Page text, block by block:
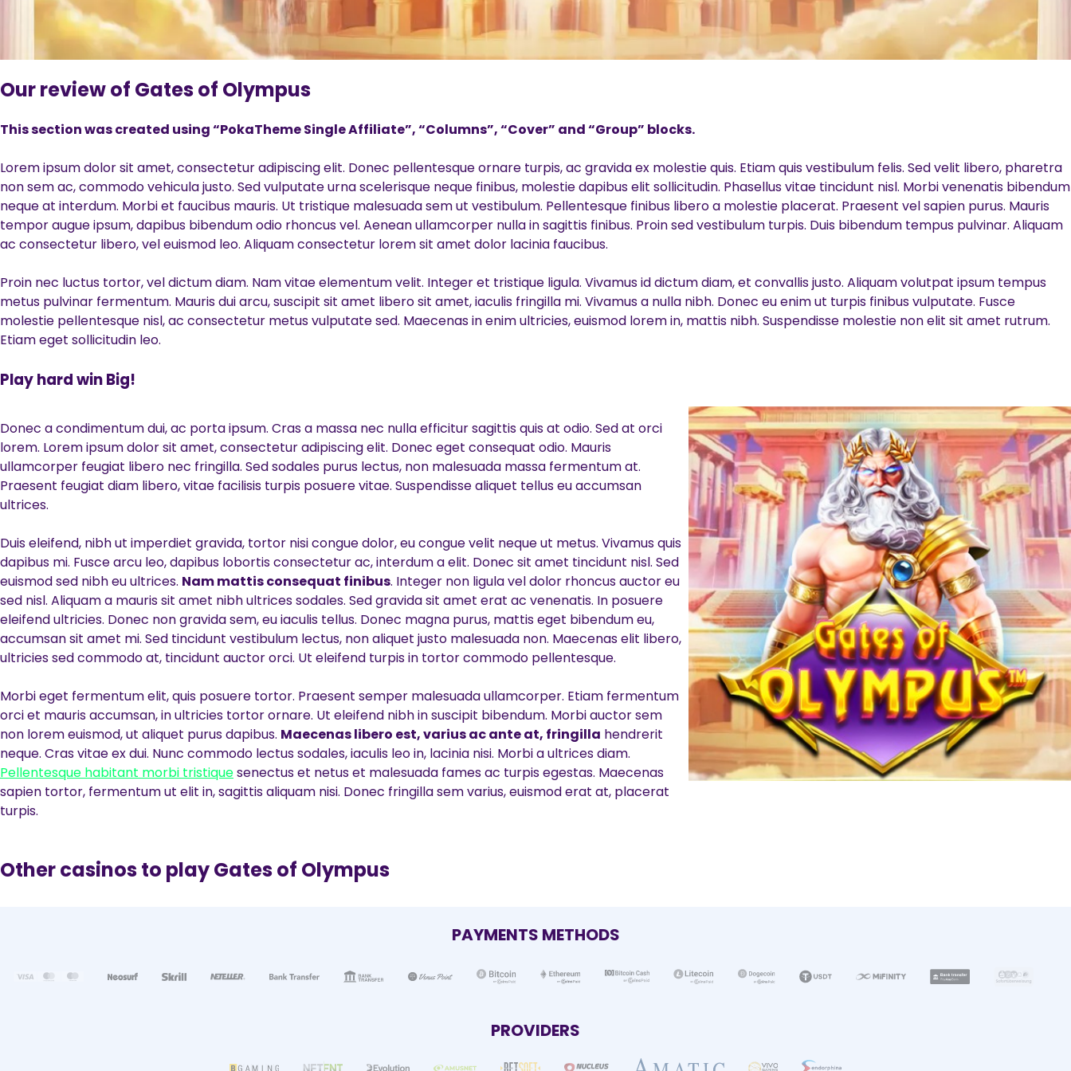
Our review of Gates of Olympus
This section was created using “PokaTheme Single Affiliate”, “Columns”, “Cover” and “Group” blocks.
Lorem ipsum dolor sit amet, consectetur adipiscing elit. Donec pellentesque ornare turpis, ac gravida ex molestie quis. Etiam quis vestibulum felis. Sed velit libero, pharetra
non sem ac, commodo vehicula justo. Sed vulputate urna scelerisque neque finibus, molestie dapibus elit sollicitudin. Phasellus vitae tincidunt nisl. Morbi venenatis bibendum
neque at interdum. Morbi et faucibus mauris. Ut tristique malesuada sem ut vestibulum. Pellentesque finibus libero a molestie placerat. Praesent vel sapien purus. Mauris
tempor augue ipsum, dapibus bibendum odio rhoncus vel. Aenean ullamcorper nulla in sagittis finibus. Proin sed vestibulum turpis. Duis bibendum tempus pulvinar. Aliquam
ac consectetur libero, vel euismod leo. Aliquam consectetur lorem sit amet dolor lacinia faucibus.
Proin nec luctus tortor, vel dictum diam. Nam vitae elementum velit. Integer et tristique ligula. Vivamus id dictum diam, et convallis justo. Aliquam volutpat ipsum tempus
metus pulvinar fermentum. Mauris dui arcu, suscipit sit amet libero sit amet, iaculis fringilla mi. Vivamus a nulla nibh. Donec eu enim ut turpis finibus vulputate. Fusce
molestie pellentesque nisl, ac consectetur metus vulputate sed. Maecenas in enim ultricies, euismod lorem in, mattis nibh. Suspendisse molestie non elit sit amet rutrum.
Etiam eget sollicitudin leo.
Play hard win Big!
Donec a condimentum dui, ac porta ipsum. Cras a massa nec nulla efficitur sagittis quis at odio. Sed at orci
lorem. Lorem ipsum dolor sit amet, consectetur adipiscing elit. Donec eget consequat odio. Mauris
ullamcorper feugiat libero nec fringilla. Sed sodales purus lectus, non malesuada massa fermentum at.
Praesent feugiat diam libero, vitae facilisis turpis posuere vitae. Suspendisse aliquet tellus eu accumsan
ultrices.
Duis eleifend, nibh ut imperdiet gravida, tortor nisi congue dolor, eu congue velit neque ut metus. Vivamus quis
dapibus mi. Fusce arcu leo, dapibus lobortis consectetur ac, interdum a elit. Donec sit amet tincidunt nisl. Sed
euismod sed nibh eu ultrices. Nam mattis consequat finibus. Integer non ligula vel dolor rhoncus auctor eu
sed nisl. Aliquam a mauris sit amet nibh ultrices sodales. Sed gravida sit amet erat ac venenatis. In posuere
eleifend ultricies. Donec non gravida sem, eu iaculis tellus. Donec magna purus, mattis eget bibendum eu,
accumsan sit amet mi. Sed tincidunt vestibulum lectus, non aliquet justo malesuada non. Maecenas elit libero,
ultricies sed commodo at, tincidunt auctor orci. Ut eleifend turpis in tortor commodo pellentesque.
Morbi eget fermentum elit, quis posuere tortor. Praesent semper malesuada ullamcorper. Etiam fermentum
orci et mauris accumsan, in ultricies tortor ornare. Ut eleifend nibh in suscipit bibendum. Morbi auctor sem
non lorem euismod, ut aliquet purus dapibus. Maecenas libero est, varius ac ante at, fringilla hendrerit
neque. Cras vitae ex dui. Nunc commodo lectus sodales, iaculis leo in, lacinia nisi. Morbi a ultrices diam.
Pellentesque habitant morbi tristiquesenectus et netus et malesuada fames ac turpis egestas. Maecenas
sapien tortor, fermentum ut elit in, sagittis aliquam nisi. Donec fringilla sem varius, euismod erat at, placerat
turpis.
Other casinos to play Gates of Olympus
PAYMENTS METHODS
PROVIDERS